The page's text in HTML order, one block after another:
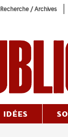
Recherche / Archives
IDÉES